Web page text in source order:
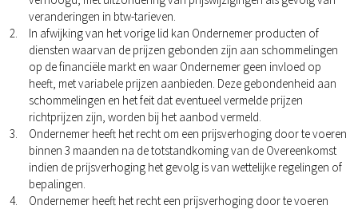
veranderingen in btw-tarieven.
In afwijking van het vorige lid kan Ondernemer producten of
diensten waarvan de prijzen gebonden zijn aan schommelingen
op de financiële markt en waar Ondernemer geen invloed op
heeft, met variabele prijzen aanbieden. Deze gebondenheid aan
schommelingen en het feit dat eventueel vermelde prijzen
richtprijzen zijn, worden bij het aanbod vermeld.
Ondernemer heeft het recht om een prijsverhoging door te voeren
binnen 3 maanden na de totstandkoming van de Overeenkomst
indien de prijsverhoging het gevolg is van wettelijke regelingen of
bepalingen.
Ondernemer heeft het recht een prijsverhoging door te voeren